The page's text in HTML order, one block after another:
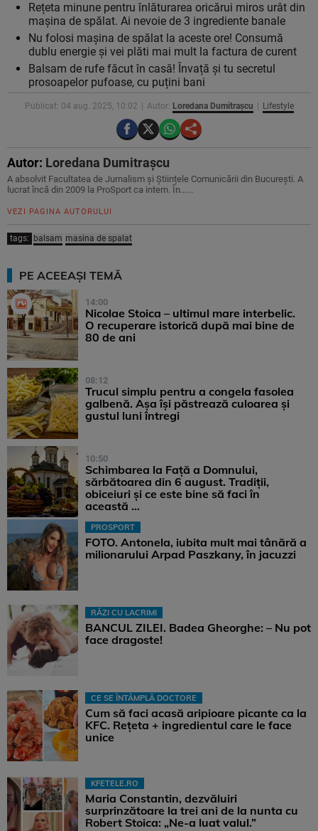
Rețeta minune pentru înlăturarea oricărui miros urât din
mașina de spălat. Ai nevoie de 3 ingrediente banale
Nu folosi mașina de spălat la aceste ore! Consumă
dublu energie și vei plăti mai mult la factura de curent
Balsam de rufe făcut în casă! Învață și tu secretul
prosoapelor pufoase, cu puțini bani
Publicat: 04 aug. 2025, 10:02 Autor: Loredana Dumitrașcu Lifestyle
Autor: Loredana Dumitrașcu
A absolvit Facultatea de Jurnalism și Științele Comunicării din București. A
lucrat încă din 2009 la ProSport ca intern. În…...
VEZI PAGINA AUTORULUI
tags: balsam masina de spalat
PE ACEEAȘI TEMĂ
14:00
Nicolae Stoica – ultimul mare interbelic.
O recuperare istorică după mai bine de
80 de ani
08:12
Trucul simplu pentru a congela fasolea
galbenă. Așa își păstrează culoarea și
gustul luni întregi
10:50
Schimbarea la Față a Domnului,
sărbătoarea din 6 august. Tradiții,
obiceiuri și ce este bine să faci în
această ...
PROSPORT
FOTO. Antonela, iubita mult mai tânără a
milionarului Arpad Paszkany, în jacuzzi
RÂZI CU LACRIMI
BANCUL ZILEI. Badea Gheorghe: – Nu pot
face dragoste!
CE SE ÎNTÂMPLĂ DOCTORE
Cum să faci acasă aripioare picante ca la
KFC. Rețeta + ingredientul care le face
unice
KFETELE.RO
Maria Constantin, dezvăluiri
surprinzătoare la trei ani de la nunta cu
Robert Stoica: „Ne-a luat valul.”